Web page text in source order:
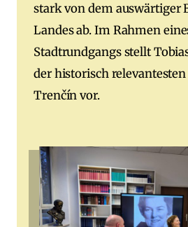
stark von dem auswärtiger
Landes ab. Im Rahmen
Stadtrundgangs stellt
der historisch
Trenčín vor.